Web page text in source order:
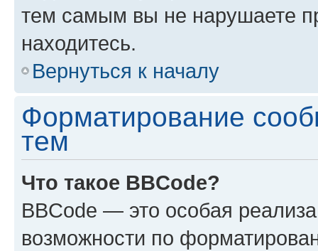
тем самым вы не нарушаете
находитесь.
Вернуться к началу
Форматирование
тем
Что такое BBCode?
BBCode — это особая
возможности по